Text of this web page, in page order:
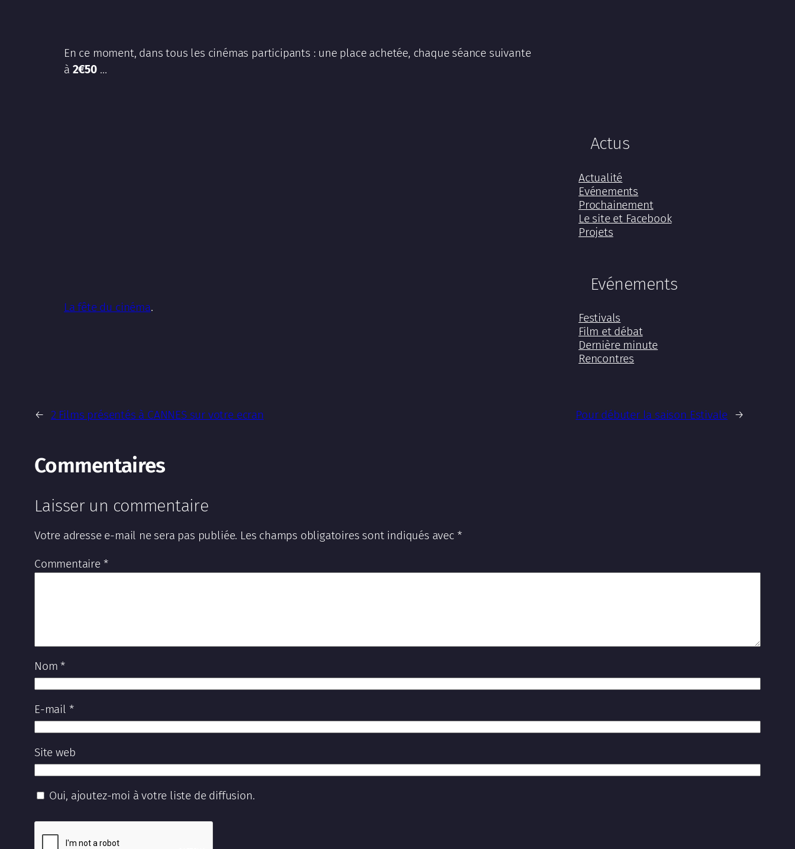
En ce moment, dans tous les cinémas participants : une place achetée, chaque séance suivante
à 2€50…
La fête du cinéma.
Actus
Actualité
Evénements
Prochainement
Le site et Facebook
Projets
Evénements
Festivals
Film et débat
Dernière minute
Rencontres
← 2 Films présentés à CANNES sur votre ecran Pour débuter la saison Estivale →
Commentaires
Laisser un commentaire
Votre adresse e-mail ne sera pas publiée. Les champs obligatoires sont indiqués avec *
Commentaire *
Nom*
E-mail *
Site web
Oui, ajoutez-moi à votre liste de diffusion.